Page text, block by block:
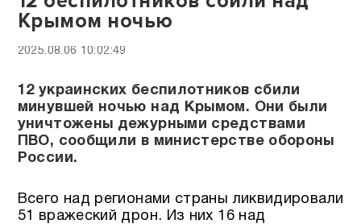
Крымом ночью
2025.08.06 10:02:49
12 украинских беспилотников сбили
минувшей ночью над Крымом. Они были
уничтожены дежурными средствами
ПВО, сообщили в министерстве обороны
России.
Всего над регионами страны ликвидировали
51 вражеский дрон. Из них 16 над